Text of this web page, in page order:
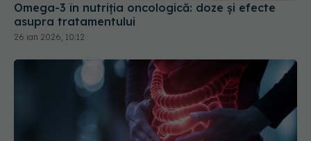
Omega-3 în nutriția oncologică: doze și efecte
asupra tratamentului
26 ian 2026, 10:12